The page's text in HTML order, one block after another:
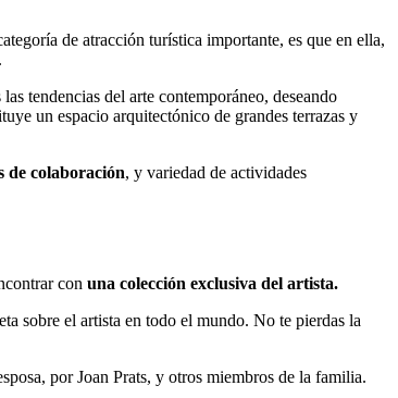
de atracción turística importante, es que en ella,
.
tendencias del arte contemporáneo, deseando
un espacio arquitectónico de grandes terrazas y
de colaboración, y variedad de actividades
con una colección exclusiva del artista.
sobre el artista en todo el mundo. No te pierdas la
por Joan Prats, y otros miembros de la familia.